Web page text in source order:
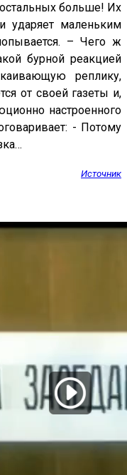
больше! Их
ударяет маленьким
– Чего ж
бурной реакцией
реплику,
от своей газеты и,
настроенного
- Потому
Источник